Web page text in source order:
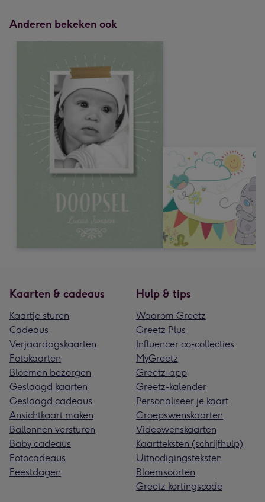
Anderen bekeken ook
Kaarten & cadeaus
Kaartje sturen
Cadeaus
Verjaardagskaarten
Fotokaarten
Bloemen bezorgen
Geslaagd kaarten
Geslaagd cadeaus
Ansichtkaart maken
Ballonnen versturen
Baby cadeaus
Fotocadeaus
Feestdagen
Hulp & tips
Waarom Greetz
Greetz Plus
Influencer co-collecties
MyGreetz
Greetz-app
Greetz-kalender
Personaliseer je kaart
Groepswenskaarten
Videowenskaarten
Kaartteksten (schrijfhulp)
Uitnodigingsteksten
Bloemsoorten
Greetz kortingscode